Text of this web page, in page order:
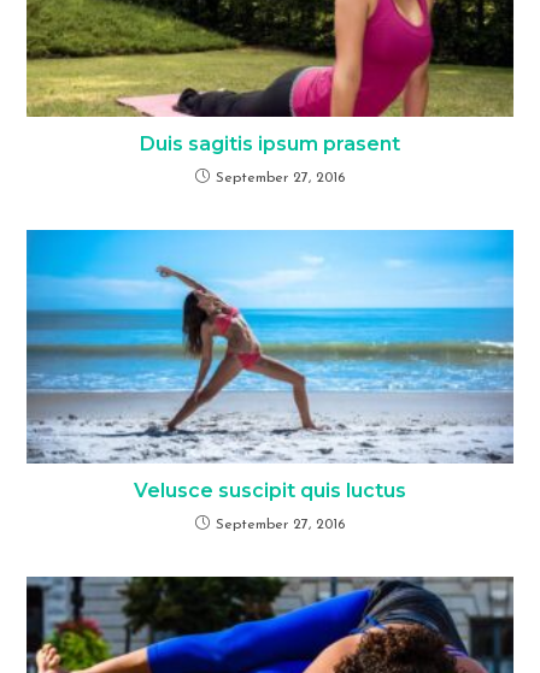
Duis sagitis ipsum prasent
September 27, 2016
Velusce suscipit quis luctus
September 27, 2016